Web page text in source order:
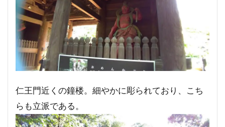
仁王門近くの鐘楼。細やかに彫られており、こち
らも立派である。